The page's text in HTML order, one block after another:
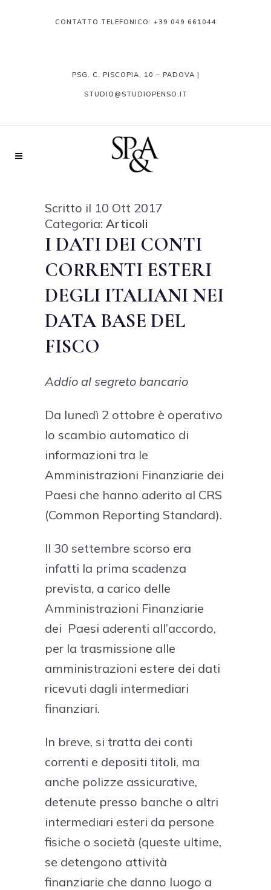
CONTATTO TELEFONICO: +39 049 661044
PSG. C. PISCOPIA, 10 – PADOVA |
STUDIO@STUDIOPENSO.IT
Scritto il 10 Ott 2017
Categoria: Articoli
I DATI DEI CONTI
CORRENTI ESTERI
DEGLI ITALIANI NEI
DATA BASE DEL
FISCO
Addio al segreto bancario
Da lunedì 2 ottobre è operativo
lo scambio automatico di
informazioni tra le
Amministrazioni Finanziarie dei
Paesi che hanno aderito al CRS
(Common Reporting Standard).
Il 30 settembre scorso era
infatti la prima scadenza
prevista, a carico delle
Amministrazioni Finanziarie
dei Paesi aderenti all’accordo,
per la trasmissione alle
amministrazioni estere dei dati
ricevuti dagli intermediari
finanziari.
In breve, si tratta dei conti
correnti e depositi titoli, ma
anche polizze assicurative,
detenute presso banche o altri
intermediari esteri da persone
fisiche o società (queste ultime,
se detengono attività
finanziarie che danno luogo a